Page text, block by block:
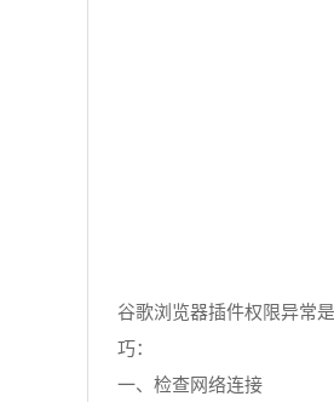
谷歌浏览器插件权限异常
巧：
一、检查网络连接